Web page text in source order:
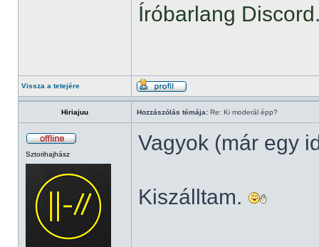
Íróbarlang Discord
Vissza a tetejére
Hiriajuu Hozzászólás témája: Re: Ki moderál épp?
Sztorihajhász Vagyok (már egy
Kiszálltam.